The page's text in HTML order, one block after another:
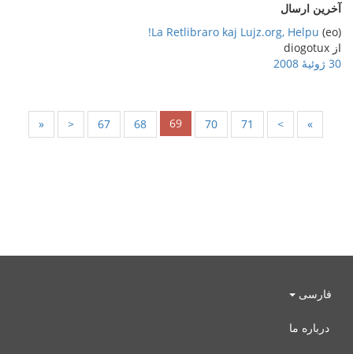
آخرین ارسال
(eo)
La Retlibraro kaj Lujz.org, Helpu!
از diogotux
30 ژوئیهٔ 2008
« < 67 68 69 70 71 > »
فارسی
درباره ما